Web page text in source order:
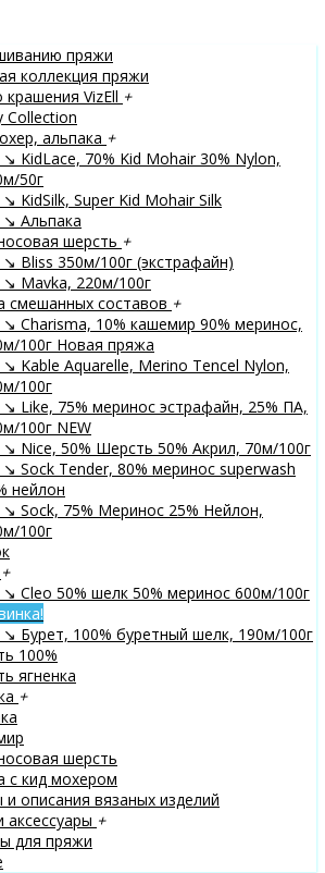
пряжи
коллекция пряжи
VizEll +
Collection
альпака +
70% Kid Mohair 30% Nylon,
50г
Super Kid Mohair Silk
Альпака
шерсть +
350м/100г (экстрафайн)
220м/100г
смешанных составов +
10% кашемир 90% меринос,
100г Новая пряжа
Aquarelle, Merino Tencel Nylon,
100г
75% меринос эстрафайн, 25% ПА,
100г NEW
50% Шерсть 50% Акрил, 70м/100г
Tender, 80% меринос superwash
нейлон
75% Меринос 25% Нейлон,
100г
+
50% шелк 50% меринос 600м/100г
100% буретный шелк, 190м/100г
100%
ягненка
+
шерсть
с кид мохером
описания вязаных изделий
+
для пряжи